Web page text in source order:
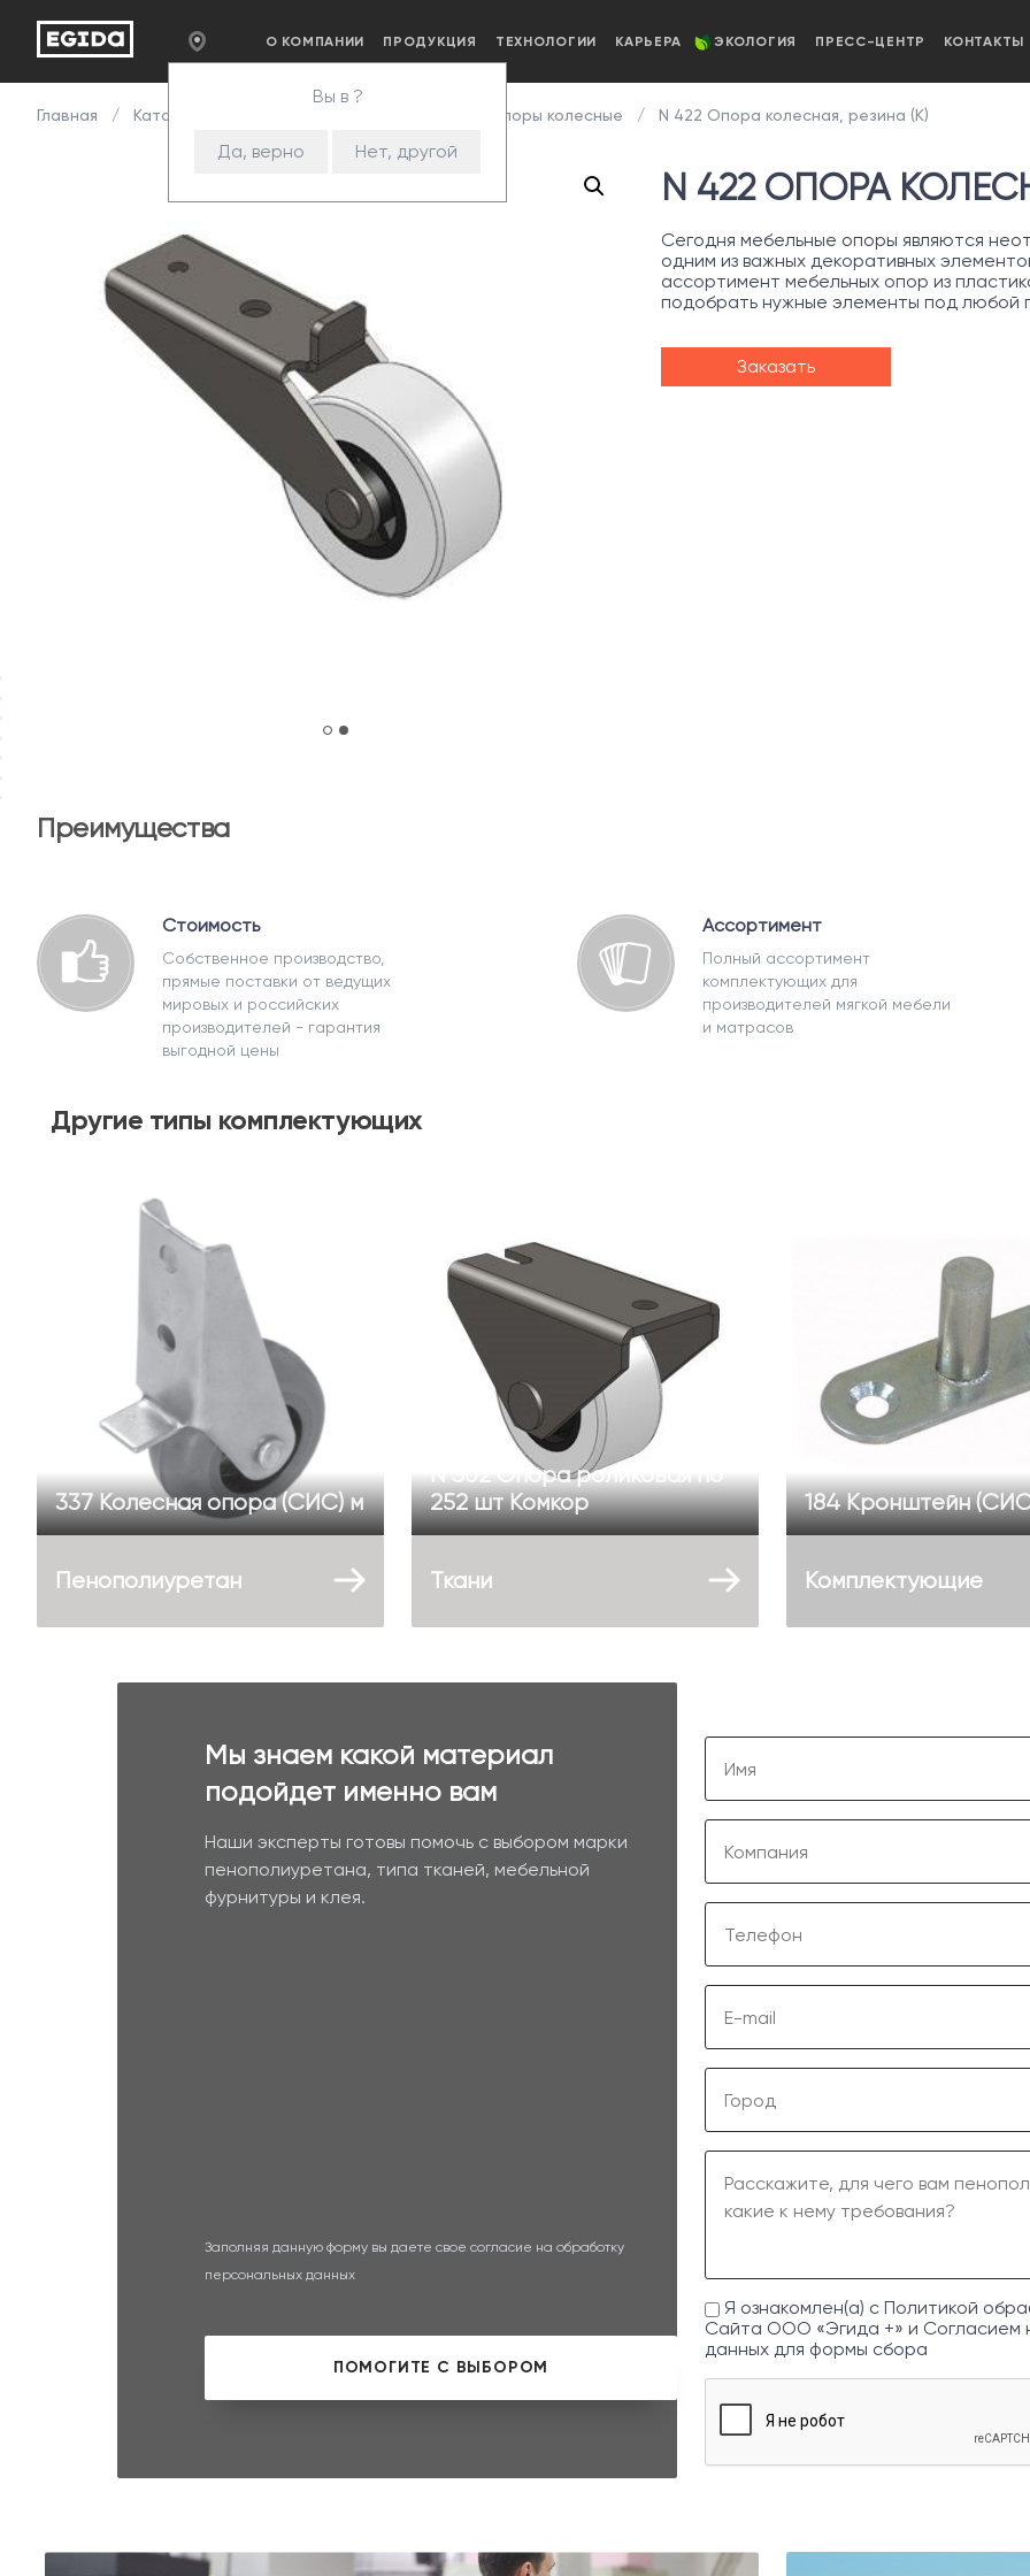
Вы в ?
Да, верно Нет, другой
О КОМПАНИИ ПРОДУКЦИЯ ТЕХНОЛОГИИ КАРЬЕРА ЭКОЛОГИЯ ПРЕСС-ЦЕНТР КОНТАКТЫ
Главная Каталог Опоры колесные N 422 Опора колесная, резина (К)
N 422 ОПОРА
Сегодня мебельные опоры являются
одним из важных декоративных
ассортимент мебельных опор из
подобрать нужные элементы под любой
Заказать
Преимущества
Стоимость
Собственное производство,
прямые поставки от ведущих
мировых и российских
производителей - гарантия
выгодной цены
Ассортимент
Полный ассортимент
комплектующих для
производителей мягкой мебели
и матрасов
Другие типы комплектующих
337 Колесная опора (СИС) м
N 302 Опора роликовая по
252 шт Комкор
184 Кронштейн
Пенополиуретан Ткани Комплектующие
Мы знаем какой материал
подойдет именно вам
Наши эксперты готовы помочь с выбором марки
пенополиуретана, типа тканей, мебельной
фурнитуры и клея.
Заполняя данную форму вы даете свое согласие на обработку
персональных данных
Я ознакомлен(а) с Политикой
Сайта ООО «Эгида +» и Согласием
данных для формы сбора